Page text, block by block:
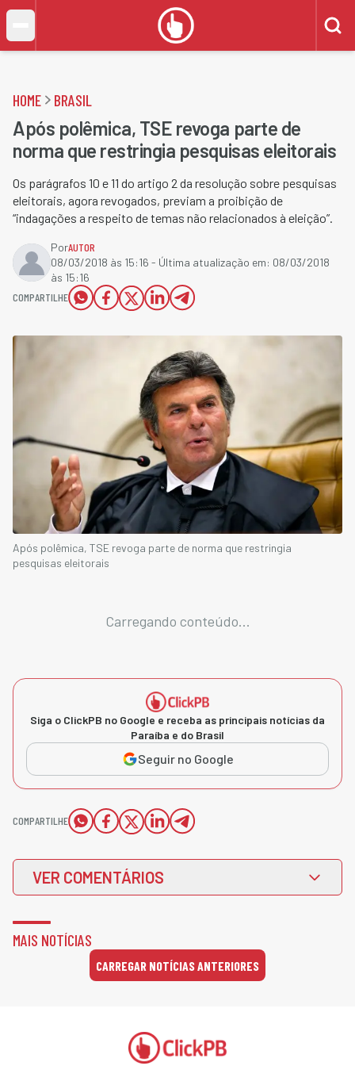
HOME BRASIL
Após polêmica, TSE revoga parte de
norma que restringia pesquisas eleitorais
Os parágrafos 10 e 11 do artigo 2 da resolução sobre pesquisas
eleitorais, agora revogados, previam a proibição de
“indagações a respeito de temas não relacionados à eleição”.
PorAUTOR
08/03/2018 às 15:16 - Última atualização em: 08/03/2018
às 15:16
COMPARTILHE
Após polêmica, TSE revoga parte de norma que restringia
pesquisas eleitorais
Carregando conteúdo...
Siga o ClickPB no Google e receba as principais notícias da
Paraíba e do Brasil
Seguir no Google
COMPARTILHE
VER COMENTÁRIOS
MAIS NOTÍCIAS
CARREGAR NOTÍCIAS ANTERIORES